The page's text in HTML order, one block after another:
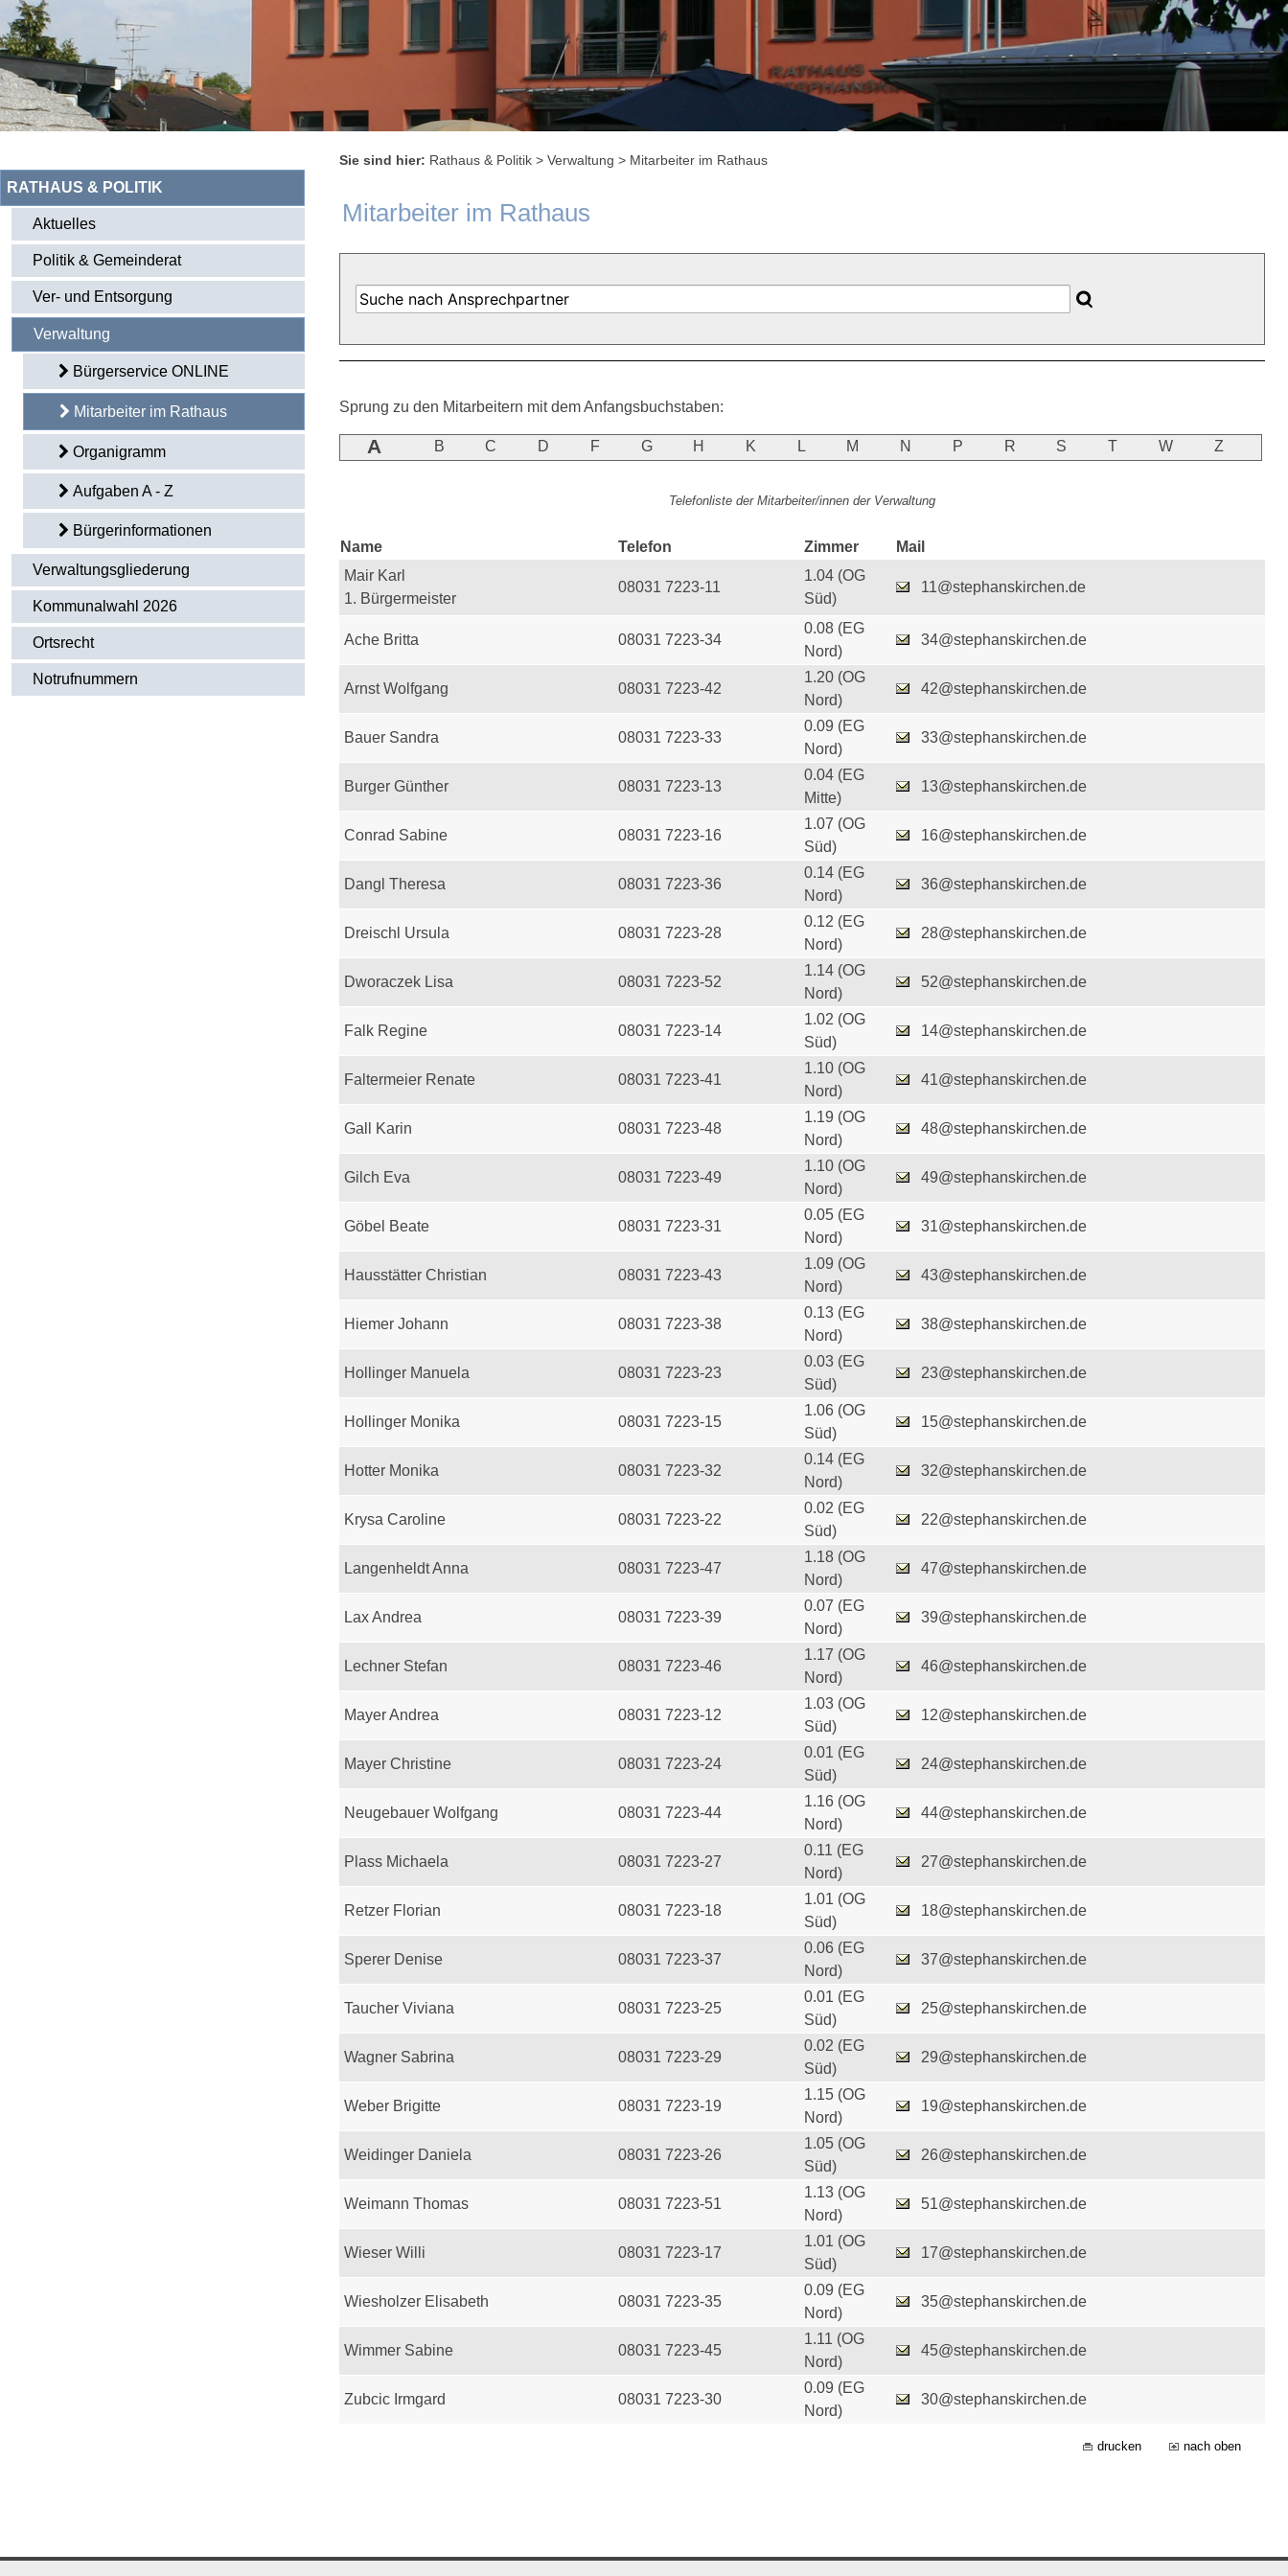
RATHAUS & POLITIK
Aktuelles
Politik & Gemeinderat
Ver- und Entsorgung
Verwaltung
Bürgerservice ONLINE
Mitarbeiter im Rathaus
Organigramm
Aufgaben A - Z
Bürgerinformationen
Verwaltungsgliederung
Kommunalwahl 2026
Ortsrecht
Notrufnummern
Sie sind hier: Rathaus & Politik > Verwaltung > Mitarbeiter im Rathaus
Mitarbeiter im Rathaus
Sprung zu den Mitarbeitern mit dem Anfangsbuchstaben:
A B C D F G H K L M N P R S T W Z
Telefonliste der Mitarbeiter/innen der Verwaltung
Name Telefon Zimmer
Mail
Mair Karl
1. Bürgermeister
08031 7223-11
1.04 (OG
Süd)
11@stephanskirchen.de
Ache Britta 08031 7223-34
0.08 (EG
Nord)
34@stephanskirchen.de
Arnst Wolfgang 08031 7223-42
1.20 (OG
Nord)
42@stephanskirchen.de
Bauer Sandra 08031 7223-33
0.09 (EG
Nord)
33@stephanskirchen.de
Burger Günther 08031 7223-13
0.04 (EG
Mitte)
13@stephanskirchen.de
Conrad Sabine 08031 7223-16
1.07 (OG
Süd)
16@stephanskirchen.de
Dangl Theresa 08031 7223-36
0.14 (EG
Nord)
36@stephanskirchen.de
Dreischl Ursula 08031 7223-28
0.12 (EG
Nord)
28@stephanskirchen.de
Dworaczek Lisa 08031 7223-52
1.14 (OG
Nord)
52@stephanskirchen.de
Falk Regine 08031 7223-14
1.02 (OG
Süd)
14@stephanskirchen.de
Faltermeier Renate 08031 7223-41
1.10 (OG
Nord)
41@stephanskirchen.de
Gall Karin 08031 7223-48
1.19 (OG
Nord)
48@stephanskirchen.de
Gilch Eva 08031 7223-49
1.10 (OG
Nord)
49@stephanskirchen.de
Göbel Beate 08031 7223-31
0.05 (EG
Nord)
31@stephanskirchen.de
Hausstätter Christian 08031 7223-43
1.09 (OG
Nord)
43@stephanskirchen.de
Hiemer Johann 08031 7223-38
0.13 (EG
Nord)
38@stephanskirchen.de
Hollinger Manuela 08031 7223-23
0.03 (EG
Süd)
23@stephanskirchen.de
Hollinger Monika 08031 7223-15
1.06 (OG
Süd)
15@stephanskirchen.de
Hotter Monika 08031 7223-32
0.14 (EG
Nord)
32@stephanskirchen.de
Krysa Caroline 08031 7223-22
0.02 (EG
Süd)
22@stephanskirchen.de
Langenheldt Anna 08031 7223-47
1.18 (OG
Nord)
47@stephanskirchen.de
Lax Andrea 08031 7223-39
0.07 (EG
Nord)
39@stephanskirchen.de
Lechner Stefan 08031 7223-46
1.17 (OG
Nord)
46@stephanskirchen.de
Mayer Andrea 08031 7223-12
1.03 (OG
Süd)
12@stephanskirchen.de
Mayer Christine 08031 7223-24
0.01 (EG
Süd)
24@stephanskirchen.de
Neugebauer Wolfgang 08031 7223-44
1.16 (OG
Nord)
44@stephanskirchen.de
Plass Michaela 08031 7223-27
0.11 (EG
Nord)
27@stephanskirchen.de
Retzer Florian 08031 7223-18
1.01 (OG
Süd)
18@stephanskirchen.de
Sperer Denise 08031 7223-37
0.06 (EG
Nord)
37@stephanskirchen.de
Taucher Viviana 08031 7223-25
0.01 (EG
Süd)
25@stephanskirchen.de
Wagner Sabrina 08031 7223-29
0.02 (EG
Süd)
29@stephanskirchen.de
Weber Brigitte 08031 7223-19
1.15 (OG
Nord)
19@stephanskirchen.de
Weidinger Daniela 08031 7223-26
1.05 (OG
Süd)
26@stephanskirchen.de
Weimann Thomas 08031 7223-51
1.13 (OG
Nord)
51@stephanskirchen.de
Wieser Willi 08031 7223-17
1.01 (OG
Süd)
17@stephanskirchen.de
Wiesholzer Elisabeth 08031 7223-35
0.09 (EG
Nord)
35@stephanskirchen.de
Wimmer Sabine 08031 7223-45
1.11 (OG
Nord)
45@stephanskirchen.de
Zubcic Irmgard 08031 7223-30
0.09 (EG
Nord)
30@stephanskirchen.de
drucken nach oben